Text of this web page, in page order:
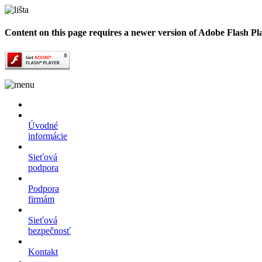
Content on this page requires a newer version of Adobe Flash
Úvodné
informácie
Sieťová
podpora
Podpora
firmám
Sieťová
bezpečnosť
Kontakt